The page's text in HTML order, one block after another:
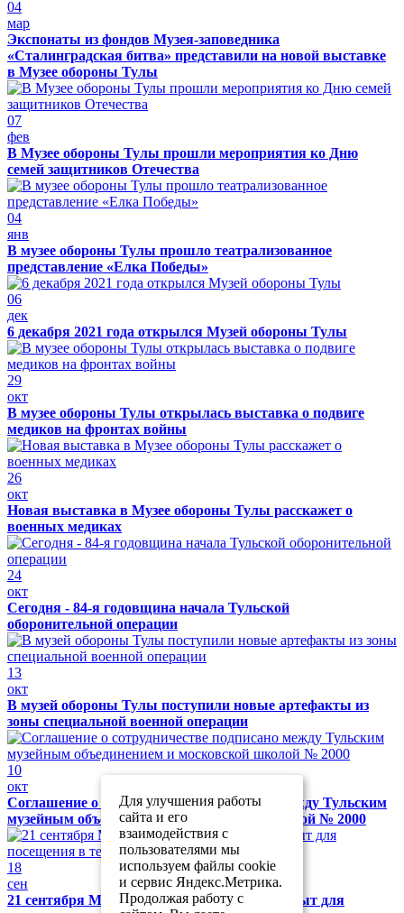
04
мар
Экспонаты из фондов Музея-заповедника
«Сталинградская битва» представили на новой выставке
в Музее обороны Тулы
07
фев
В Музее обороны Тулы прошли мероприятия ко Дню
семей защитников Отечества
04
янв
В музее обороны Тулы прошло театрализованное
представление «Елка Победы»
06
дек
6 декабря 2021 года открылся Музей обороны Тулы
29
окт
В музее обороны Тулы открылась выставка о подвиге
медиков на фронтах войны
26
окт
Новая выставка в Музее обороны Тулы расскажет о
военных медиках
24
окт
Сегодня - 84-я годовщина начала Тульской
оборонительной операции
13
окт
В музей обороны Тулы поступили новые артефакты из
зоны специальной военной операции
10
окт
Соглашение о сотрудничестве подписано между Тульским
музейным объединением и московской школой № 2000
18
сен
21 сентября Музей обороны Тулы будет закрыт для
Для улучшения работы
сайта и его
взаимодействия с
пользователями мы
используем файлы cookie
и сервис Яндекс.Метрика.
Продолжая работу с